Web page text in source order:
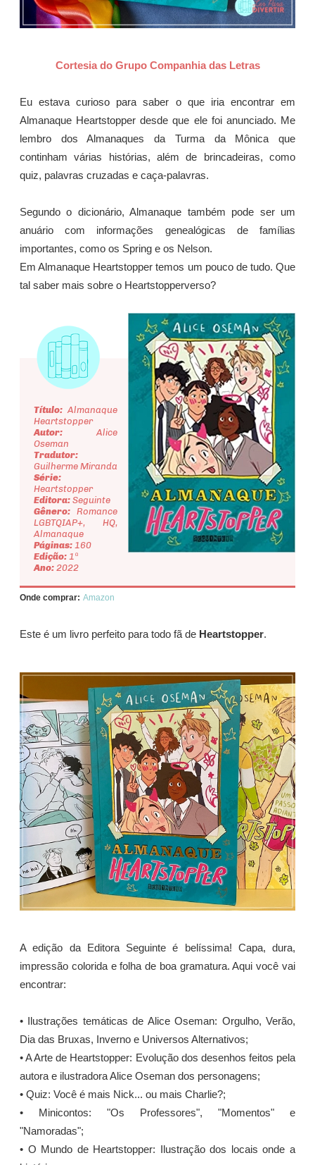
Cortesia do Grupo Companhia das Letras
Eu estava curioso para saber o que iria encontrar em
Almanaque Heartstopper desde que ele foi anunciado. Me
lembro dos Almanaques da Turma da Mônica que
continham várias histórias, além de brincadeiras, como
quiz, palavras cruzadas e caça-palavras.
Segundo o dicionário, Almanaque também pode ser um
anuário com informações genealógicas de famílias
importantes, como os Spring e os Nelson.
Em Almanaque Heartstopper temos um pouco de tudo. Que
tal saber mais sobre o Heartstopperverso?
Título:Almanaque
Heartstopper
Autor:Alice
Oseman
Tradutor:
Guilherme Miranda
Série:
Heartstopper
Editora:Seguinte
Gênero:Romance
LGBTQIAP+, HQ,
Almanaque
Páginas:160
Edição:1ª
Ano:2022
Onde comprar: Amazon
Este é um livro perfeito para todo fã de Heartstopper.
A edição da Editora Seguinte é belíssima! Capa, dura,
impressão colorida e folha de boa gramatura. Aqui você vai
encontrar:
• Ilustrações temáticas de Alice Oseman: Orgulho, Verão,
Dia das Bruxas, Inverno e Universos Alternativos;
• A Arte de Heartstopper: Evolução dos desenhos feitos pela
autora e ilustradora Alice Oseman dos personagens;
• Quiz: Você é mais Nick... ou mais Charlie?;
• Minicontos: "Os Professores", "Momentos" e
"Namoradas";
• O Mundo de Heartstopper: Ilustração dos locais onde a